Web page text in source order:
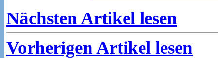
Nächsten Artikel lesen
Vorherigen Artikel lesen